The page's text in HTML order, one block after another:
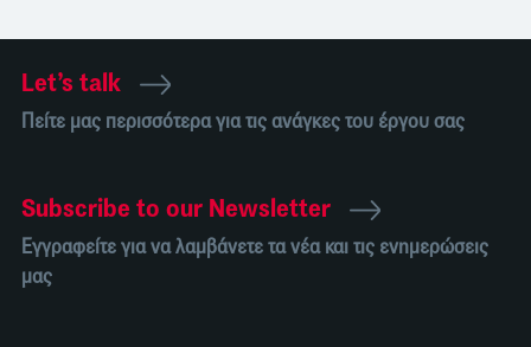
Let’s talk
Πείτε μας περισσότερα για τις ανάγκες του έργου σας
Subscribe to our Newsletter
Εγγραφείτε για να λαμβάνετε τα νέα και τις ενημερώσεις
μας